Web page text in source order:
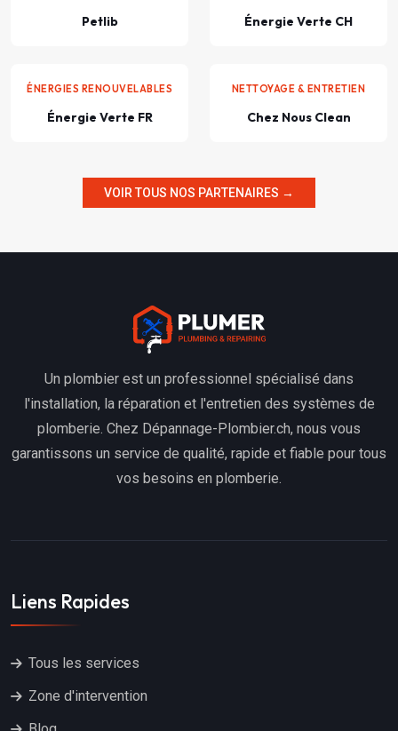
Petlib Énergie Verte CH
ÉNERGIES RENOUVELABLES
Énergie Verte FR
NETTOYAGE & ENTRETIEN
Chez Nous Clean
VOIR TOUS NOS PARTENAIRES →
Un plombier est un professionnel spécialisé dans
l'installation, la réparation et l'entretien des systèmes de
plomberie. Chez Dépannage-Plombier.ch, nous vous
garantissons un service de qualité, rapide et fiable pour tous
vos besoins en plomberie.
Liens Rapides
Tous les services
Zone d'intervention